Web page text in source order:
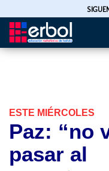
Pasar
ESTE MIÉRCOLES
Paz: “no
pasar al